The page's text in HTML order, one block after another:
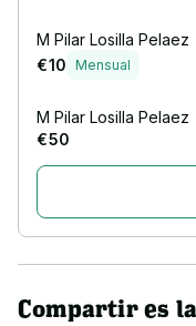
M Pilar Losilla Pelaez
€ 10 Mensual
M Pilar Losilla Pelaez
€ 50
Compartir es